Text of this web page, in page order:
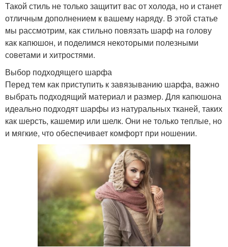
Такой стиль не только защитит вас от холода, но и станет
отличным дополнением к вашему наряду. В этой статье
мы рассмотрим, как стильно повязать шарф на голову
как капюшон, и поделимся некоторыми полезными
советами и хитростями.
Выбор подходящего шарфа
Перед тем как приступить к завязыванию шарфа, важно
выбрать подходящий материал и размер. Для капюшона
идеально подходят шарфы из натуральных тканей, таких
как шерсть, кашемир или шелк. Они не только теплые, но
и мягкие, что обеспечивает комфорт при ношении.